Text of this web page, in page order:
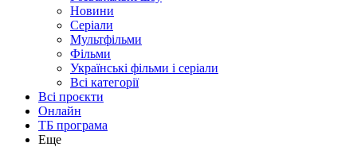
Новини
Серіали
Мультфільми
Фільми
Українські фільми і серіали
Всі категорії
Всі проєкти
Онлайн
ТБ програма
Еще